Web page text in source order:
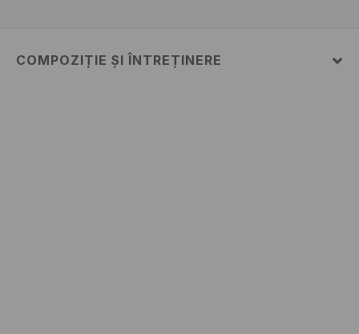
COMPOZIȚIE ȘI ÎNTREȚINERE